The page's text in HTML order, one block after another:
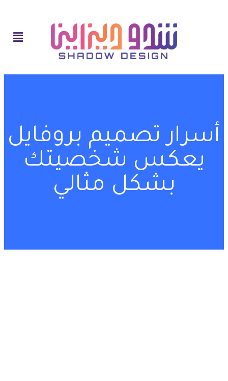
أسرار تصميم بروفايل
يعكس شخصيتك
بشكل مثالي